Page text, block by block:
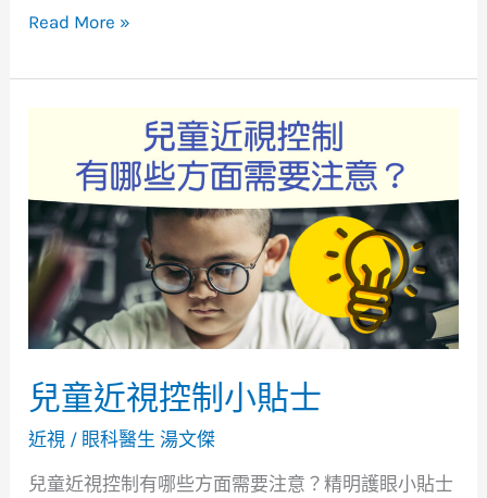
Read More »
兒童近視控制小貼士
近視 / 眼科醫生 湯文傑
兒童近視控制有哪些方面需要注意？精明護眼小貼士
視
控
制
小
貼
士